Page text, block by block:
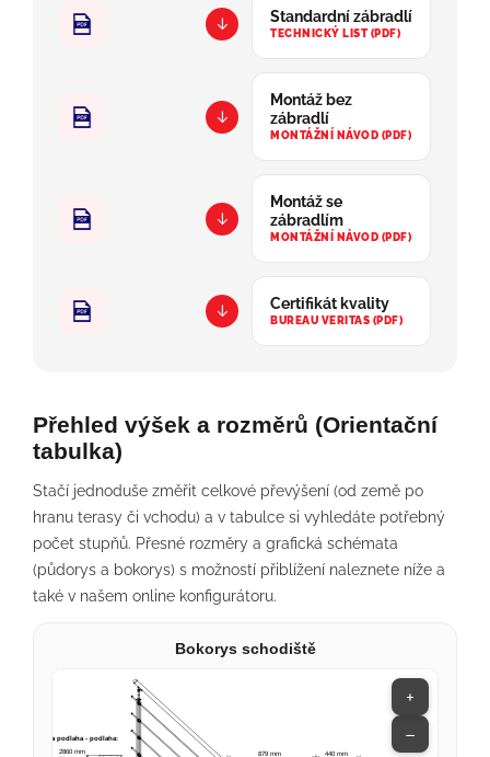
↓ Standardní zábradlí
TECHNICKÝ LIST (PDF)
↓
Montáž bez
zábradlí
MONTÁŽNÍ NÁVOD (PDF)
↓
Montáž se
zábradlím
MONTÁŽNÍ NÁVOD (PDF)
↓ Certifikát kvality
BUREAU VERITAS (PDF)
Přehled výšek a rozměrů (Orientační
tabulka)
Stačí jednoduše změřit celkové převýšení (od země po
hranu terasy či vchodu) a v tabulce si vyhledáte potřebný
počet stupňů. Přesné rozměry a grafická schémata
(půdorys a bokorys) s možností přiblížení naleznete níže a
také v našem online konfigurátoru.
Bokorys schodiště
+
−